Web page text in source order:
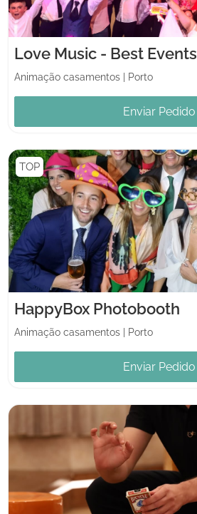
Love Music - Best Events
Animação casamentos Porto
Enviar Pedido
TOP
HappyBox Photobooth
Animação casamentos Porto
Enviar Pedido